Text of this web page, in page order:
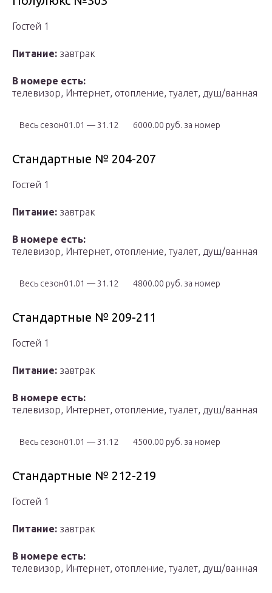
Гостей 1
Питание: завтрак
В номере есть:
телевизор, Интернет, отопление, туалет, душ/ванная
Весь сезон01.01 — 31.12 6000.00 руб. за номер
Стандартные № 204-207
Гостей 1
Питание: завтрак
В номере есть:
телевизор, Интернет, отопление, туалет, душ/ванная
Весь сезон01.01 — 31.12 4800.00 руб. за номер
Стандартные № 209-211
Гостей 1
Питание: завтрак
В номере есть:
телевизор, Интернет, отопление, туалет, душ/ванная
Весь сезон01.01 — 31.12 4500.00 руб. за номер
Стандартные № 212-219
Гостей 1
Питание: завтрак
В номере есть:
телевизор, Интернет, отопление, туалет, душ/ванная